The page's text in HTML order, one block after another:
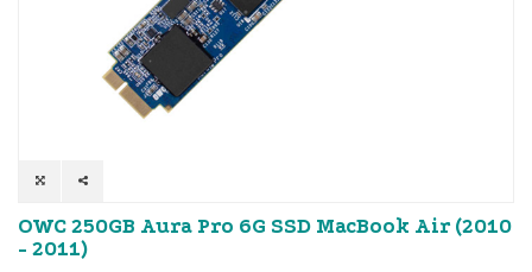
OWC 250GB Aura Pro 6G SSD MacBook Air (2010
- 2011)